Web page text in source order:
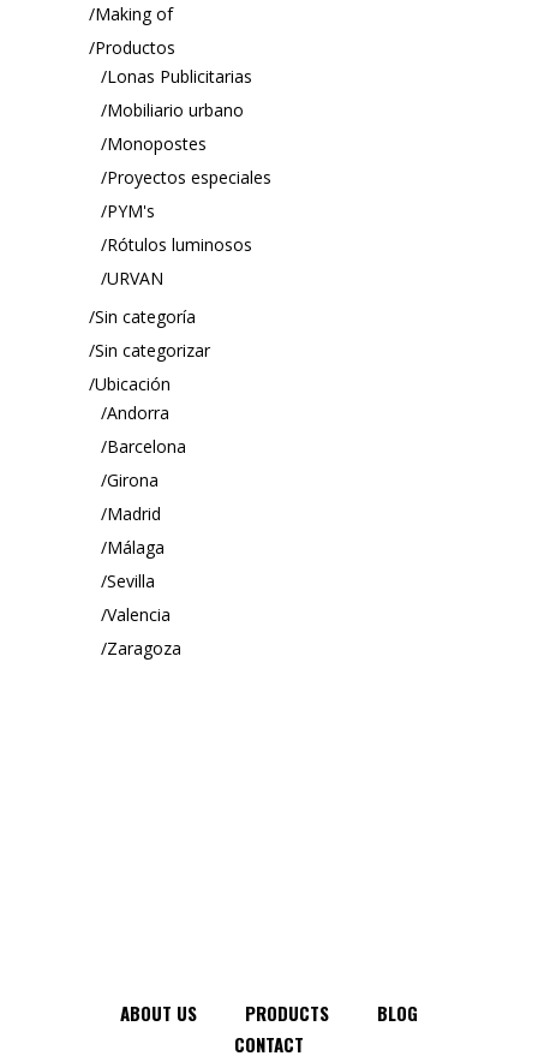
Making of
Productos
Lonas Publicitarias
Mobiliario urbano
Monopostes
Proyectos especiales
PYM's
Rótulos luminosos
URVAN
Sin categoría
Sin categorizar
Ubicación
Andorra
Barcelona
Girona
Madrid
Málaga
Sevilla
Valencia
Zaragoza
ABOUT US PRODUCTS
BLOG
CONTACT